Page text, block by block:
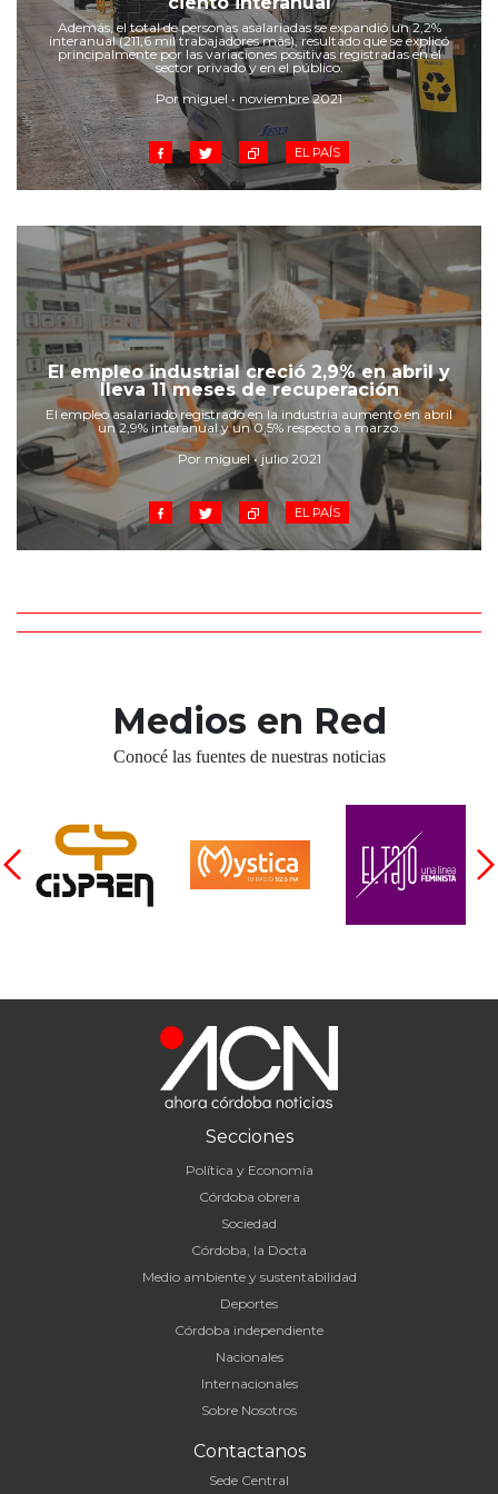
Cruz del Eje
Corredor de Ansenuza
La Carlota y zona
Laboulaye y sur
Bell Ville
Río Tercero
Despeñaderos
Además, el total de personas asalariadas se expandió un 2,2%
interanual (211,6 mil trabajadores más), resultado que se explicó
principalmente por las variaciones positivas registradas en el
sector privado y en el público.
Por miguel • noviembre 2021
EL PAÍS
El empleo industrial creció 2,9% en abril y
lleva 11 meses de recuperación
El empleo asalariado registrado en la industria aumentó en abril
un 2,9% interanual y un 0,5% respecto a marzo.
Por miguel • julio 2021
EL PAÍS
Medios en Red
Conocé las fuentes de nuestras noticias
Secciones
Política y Economía
Córdoba obrera
Sociedad
Córdoba, la Docta
Medio ambiente y sustentabilidad
Deportes
Córdoba independiente
Nacionales
Internacionales
Sobre Nosotros
Contactanos
Sede Central